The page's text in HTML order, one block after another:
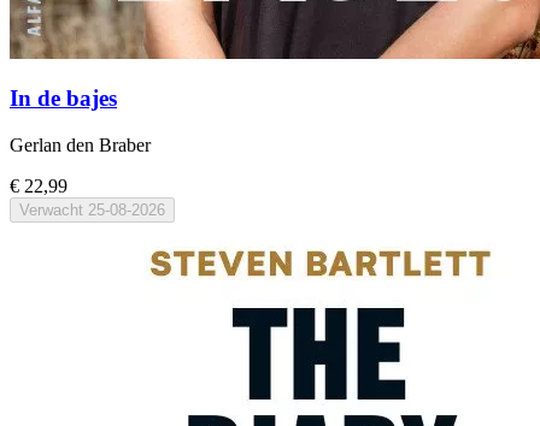
In de bajes
Gerlan den Braber
€ 22,99
Verwacht 25-08-2026